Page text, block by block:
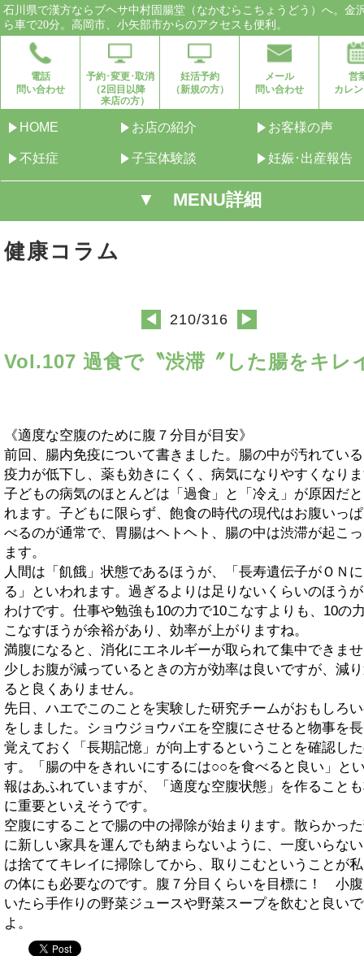
石川県で漢方ならブヘサ中村固腸堂（なかむらこちょうどう）へ。金
ら車で20分。高岡市、小矢部市からのアクセスも便利。
電話
問い合わせ
予約･変更･取消
（2回目以降
来店の方）
妊活予約
（新規の方）
メール
問い合わせ
営
カレ
HOME お店の紹介 お客様の声
不妊症 子宝体験談 妊娠･出産報告
▼ MENU詳細
健康コラム
◀ 210/316 ▶
Vol.107 過食で〝渋滞〞した腸をキレ
《適度な空腹のために腹７分目が目安》
前回、腸内免疫について書きました。腸の中が汚れてい
疫力が低下し、薬も効きにくく、病気になりやすくなり
子どもの病気のほとんどは「過食」と「冷え」が原因だ
れます。子どもに限らず、飽食の時代の現代はお腹いっ
べるのが通常で、胃腸はヘトヘト、腸の中は渋滞が起こ
ます。
人間は「飢餓」状態であるほうが、「長寿遺伝子がＯＮ
る」といわれます。過ぎるよりは足りないくらいのほう
わけです。仕事や勉強も10の力で10こなすよりも、10の
こなすほうが余裕があり、効率が上がりますね。
満腹になると、消化にエネルギーが取られて集中できま
少しお腹が減っているときの方が効率は良いですが、減
ると良くありません。
先日、ハエでこのことを実験した研究チームがおもしろ
をしました。ショウジョウバエを空腹にさせると物事を
覚えておく「長期記憶」が向上するということを確認し
す。「腸の中をきれいにするには○○を食べると良い」と
報はあふれていますが、「適度な空腹状態」を作ること
に重要といえそうです。
空腹にすることで腸の中の掃除が始まります。散らかっ
に新しい家具を運んでも納まらないように、一度いらな
は捨ててキレイに掃除してから、取りこむということが
の体にも必要なのです。腹７分目くらいを目標に！ 小
いたら手作りの野菜ジュースや野菜スープを飲むと良い
よ。